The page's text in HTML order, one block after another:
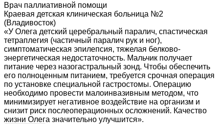
Врач паллиативной помощи
Краевая детская клиническая больница №2
(Владивосток)
«У Олега детский церебральный паралич, спастическая
тетраплегия (частичный паралич рук и ног),
симптоматическая эпилепсия, тяжелая белково-
энергетическая недостаточность. Мальчик получает
питание через назогастральный зонд. Чтобы обеспечить
его полноценным питанием, требуется срочная операция
по установке специальной гастростомы. Операцию
необходимо провести малоинвазивным методом, что
минимизирует негативное воздействие на организм и
снизит риск послеоперационных осложнений. Качество
жизни Олега значительно улучшится».